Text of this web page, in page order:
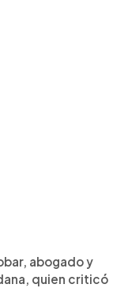
abogado y
quien criticó